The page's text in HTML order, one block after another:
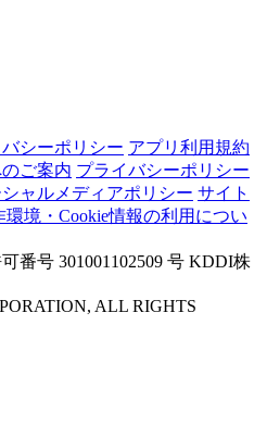
シーポリシー アプリ利用規約
ご案内 プライバシーポリシー
シャルメディアポリシー サイト
環境・Cookie情報の利用につい
番号 301001102509 号 KDDI株
ALL RIGHTS